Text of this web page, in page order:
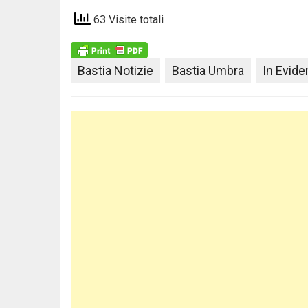
63 Visite totali
Bastia Notizie Bastia Umbra In